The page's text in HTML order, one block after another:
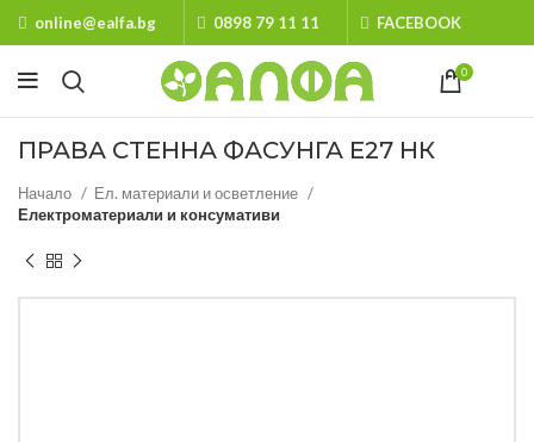
online@ealfa.bg 0898 79 11 11 FACEBOOK
0
ПРАВА СТЕННА ФАСУНГА Е27 НК
Начало
Ел. материали и осветление
Електроматериали и консумативи